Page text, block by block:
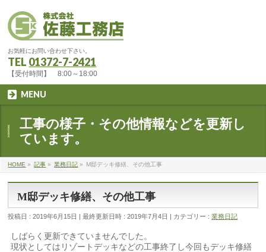
お気軽にお問い合わせ下さい。
TEL 01372-7-2421
【受付時間】 8:00～18:00
MENU
工事の様子・その他情報などを更新し
ています。
HOME » 記事 » 業務日記 » M邸デッキ修繕、その他工事
M邸デッキ修繕、その他工事
投稿日 : 2019年6月15日 最終更新日時 : 2019年7月4日 カテゴリー :業務日記
しばらく更新できていませんでした。
現状としてはリゾートデッキなどの工事終了し今回もデッキ修繕